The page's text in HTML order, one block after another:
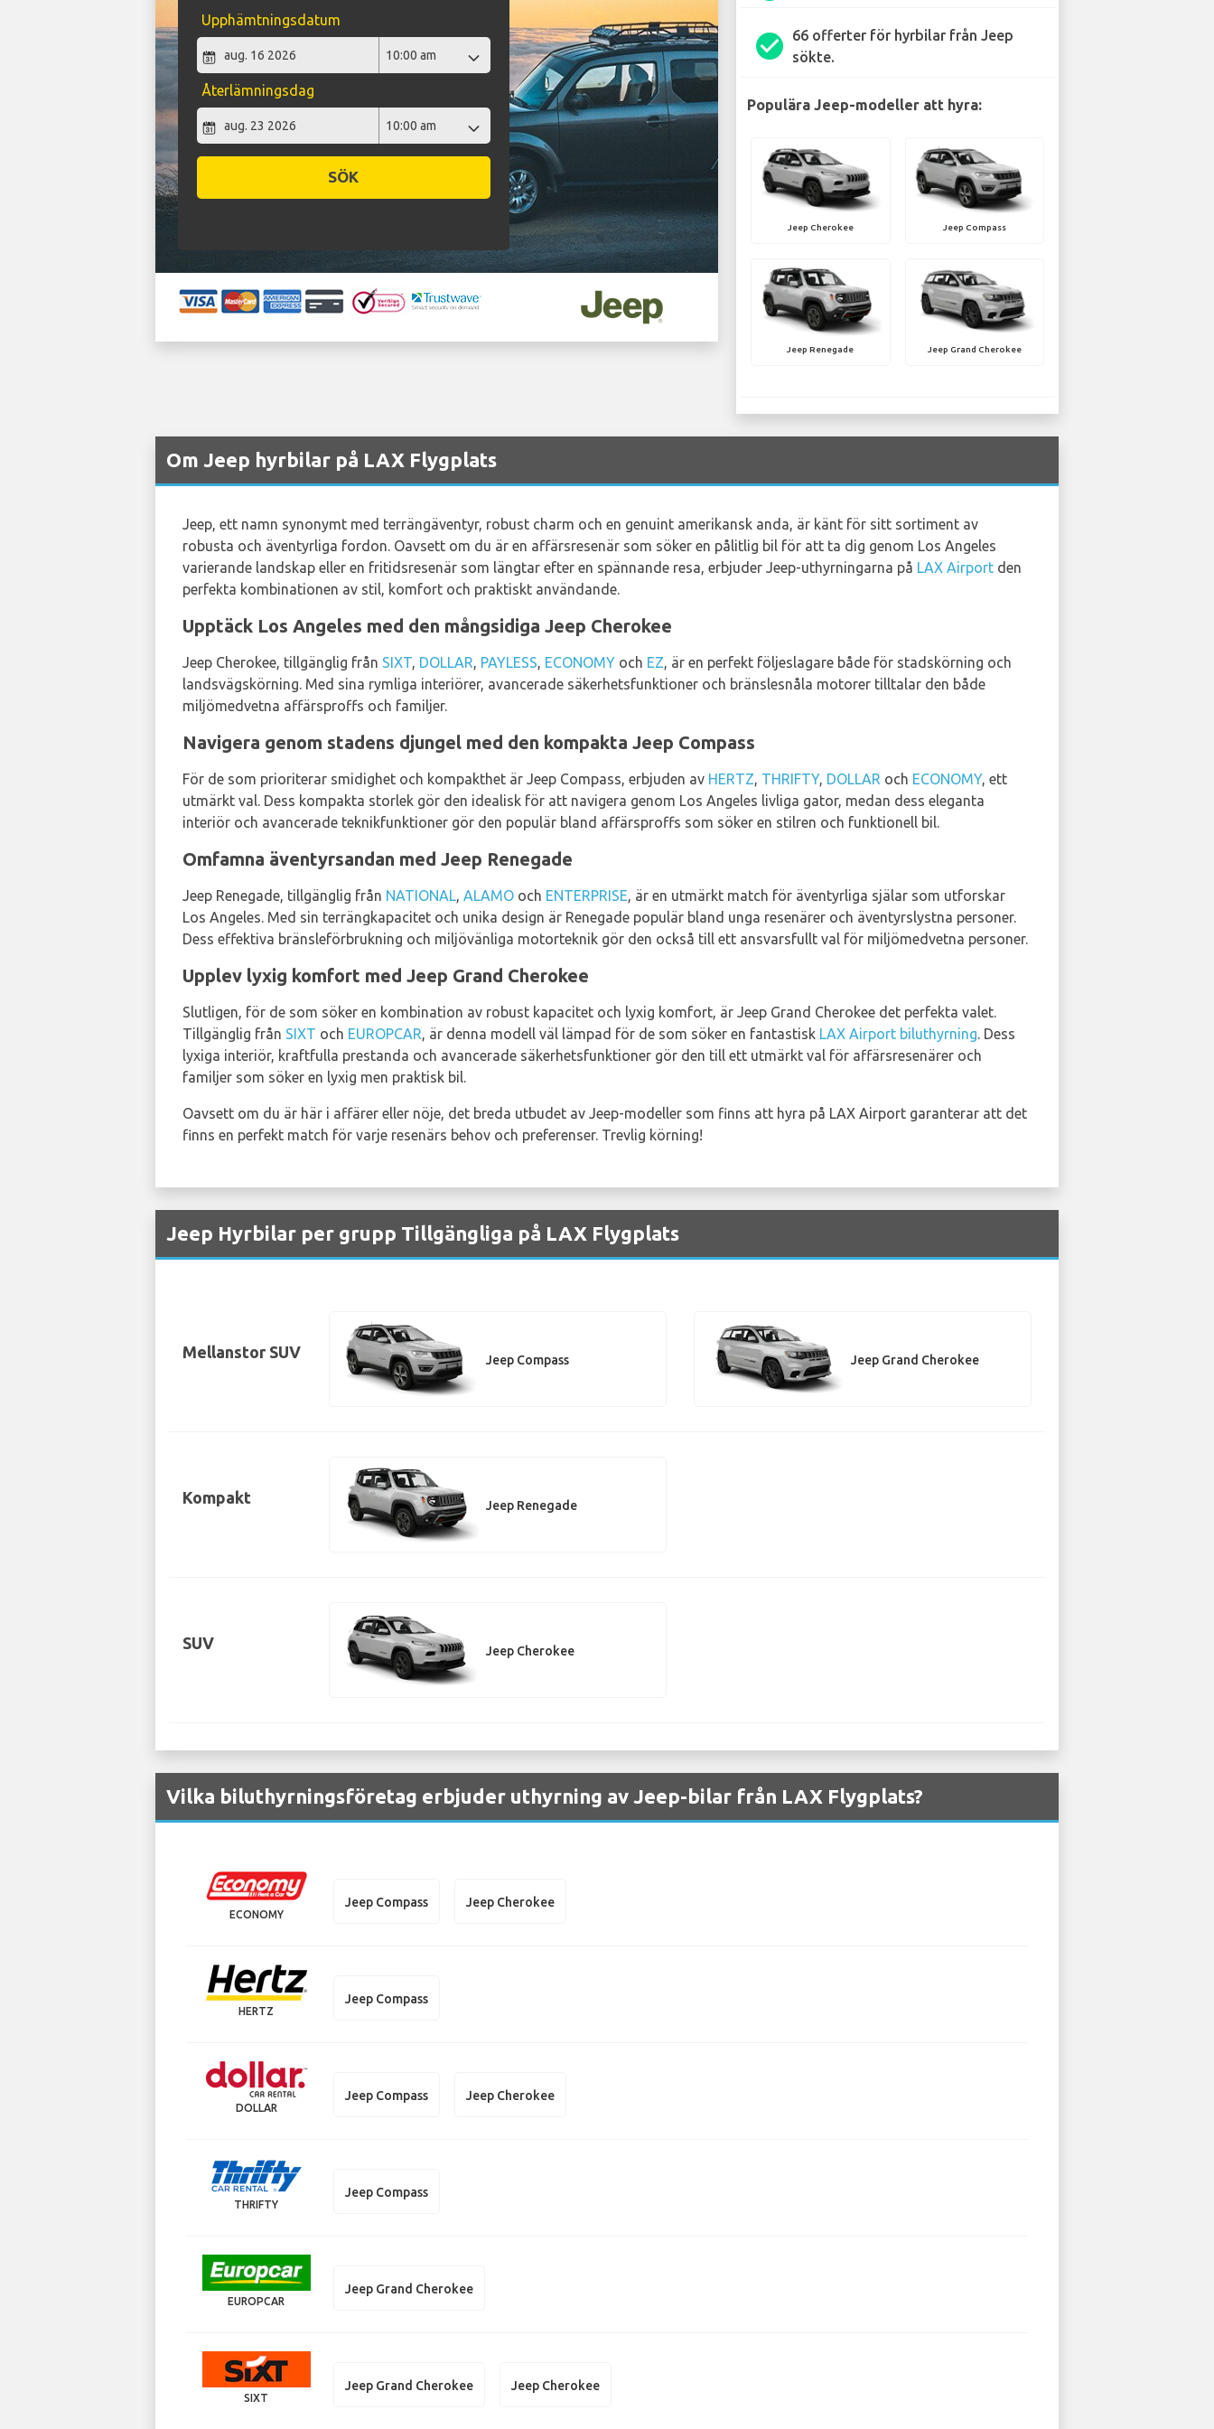
Upphämtningsdatum
Återlämningsdag
SÖK
check_circle
66 offerter för hyrbilar från Jeep
sökte.
Populära Jeep-modeller att hyra:
Jeep Cherokee Jeep Compass
Jeep Renegade Jeep Grand Cherokee
Om Jeep hyrbilar på LAX Flygplats
Jeep, ett namn synonymt med terrängäventyr, robust charm och en genuint amerikansk anda, är känt för sitt sortiment av
robusta och äventyrliga fordon. Oavsett om du är en affärsresenär som söker en pålitlig bil för att ta dig genom Los Angeles
varierande landskap eller en fritidsresenär som längtar efter en spännande resa, erbjuder Jeep-uthyrningarna på LAX Airport den
perfekta kombinationen av stil, komfort och praktiskt användande.
Upptäck Los Angeles med den mångsidiga Jeep Cherokee
Jeep Cherokee, tillgänglig från SIXT, DOLLAR, PAYLESS, ECONOMY och EZ, är en perfekt följeslagare både för stadskörning och
landsvägskörning. Med sina rymliga interiörer, avancerade säkerhetsfunktioner och bränslesnåla motorer tilltalar den både
miljömedvetna affärsproffs och familjer.
Navigera genom stadens djungel med den kompakta Jeep Compass
För de som prioriterar smidighet och kompakthet är Jeep Compass, erbjuden av HERTZ, THRIFTY, DOLLAR och ECONOMY, ett
utmärkt val. Dess kompakta storlek gör den idealisk för att navigera genom Los Angeles livliga gator, medan dess eleganta
interiör och avancerade teknikfunktioner gör den populär bland affärsproffs som söker en stilren och funktionell bil.
Omfamna äventyrsandan med Jeep Renegade
Jeep Renegade, tillgänglig från NATIONAL, ALAMO och ENTERPRISE, är en utmärkt match för äventyrliga själar som utforskar
Los Angeles. Med sin terrängkapacitet och unika design är Renegade populär bland unga resenärer och äventyrslystna personer.
Dess effektiva bränsleförbrukning och miljövänliga motorteknik gör den också till ett ansvarsfullt val för miljömedvetna personer.
Upplev lyxig komfort med Jeep Grand Cherokee
Slutligen, för de som söker en kombination av robust kapacitet och lyxig komfort, är Jeep Grand Cherokee det perfekta valet.
Tillgänglig från SIXT och EUROPCAR, är denna modell väl lämpad för de som söker en fantastisk LAX Airport biluthyrning. Dess
lyxiga interiör, kraftfulla prestanda och avancerade säkerhetsfunktioner gör den till ett utmärkt val för affärsresenärer och
familjer som söker en lyxig men praktisk bil.
Oavsett om du är här i affärer eller nöje, det breda utbudet av Jeep-modeller som finns att hyra på LAX Airport garanterar att det
finns en perfekt match för varje resenärs behov och preferenser. Trevlig körning!
Jeep Hyrbilar per grupp Tillgängliga på LAX Flygplats
Mellanstor SUV Jeep Compass Jeep Grand Cherokee
Kompakt Jeep Renegade
SUV Jeep Cherokee
Vilka biluthyrningsföretag erbjuder uthyrning av Jeep-bilar från LAX Flygplats?
ECONOMY
Jeep Compass Jeep Cherokee
HERTZ
Jeep Compass
DOLLAR
Jeep Compass Jeep Cherokee
THRIFTY
Jeep Compass
EUROPCAR
Jeep Grand Cherokee
SIXT
Jeep Grand Cherokee Jeep Cherokee